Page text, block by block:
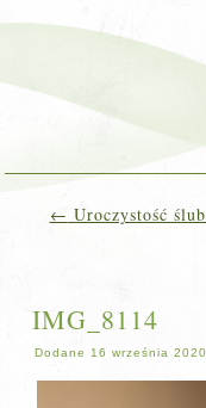
← Uroczystość
IMG_8114
Dodane 16 września 2020